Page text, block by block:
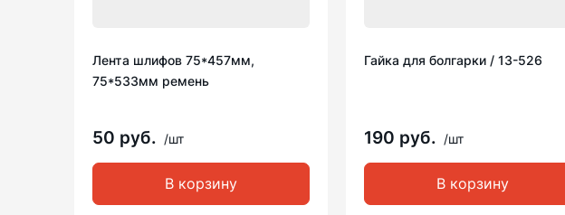
Лента шлифов 75*457мм,
75*533мм ремень
50 руб. /шт
В корзину
Гайка для болгарки / 13-526
190 руб. /шт
В корзину